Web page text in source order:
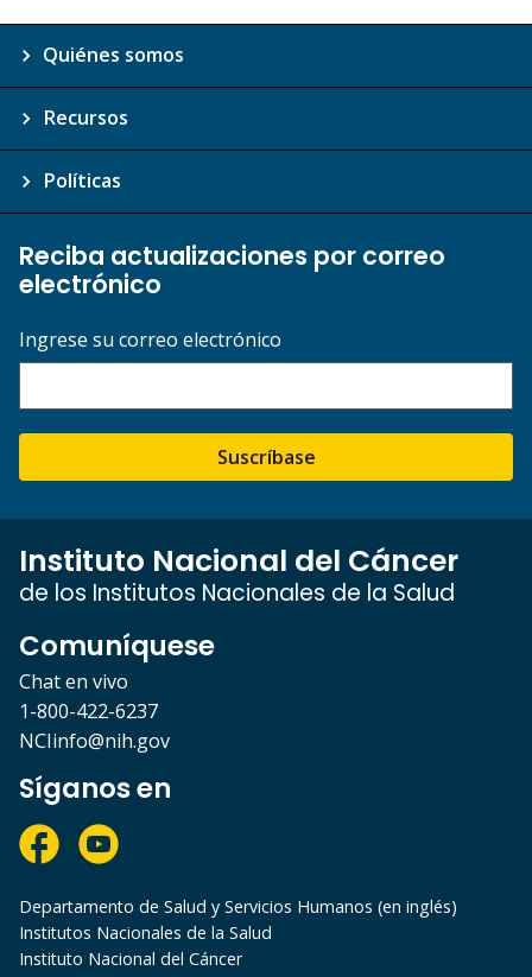
Quiénes somos
Recursos
Políticas
Reciba actualizaciones por correo
electrónico
Ingrese su correo electrónico
Suscríbase
Instituto Nacional del Cáncer
de los Institutos Nacionales de la Salud
Comuníquese
Chat en vivo
1-800-422-6237
NCIinfo@nih.gov
Síganos en
Departamento de Salud y Servicios Humanos (en inglés)
Institutos Nacionales de la Salud
Instituto Nacional del Cáncer